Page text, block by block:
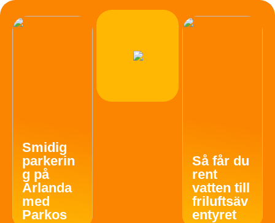
Smidig
parkerin
g på
Arlanda
med
Parkos
Så får du
rent
vatten till
friluftsäv
entyret